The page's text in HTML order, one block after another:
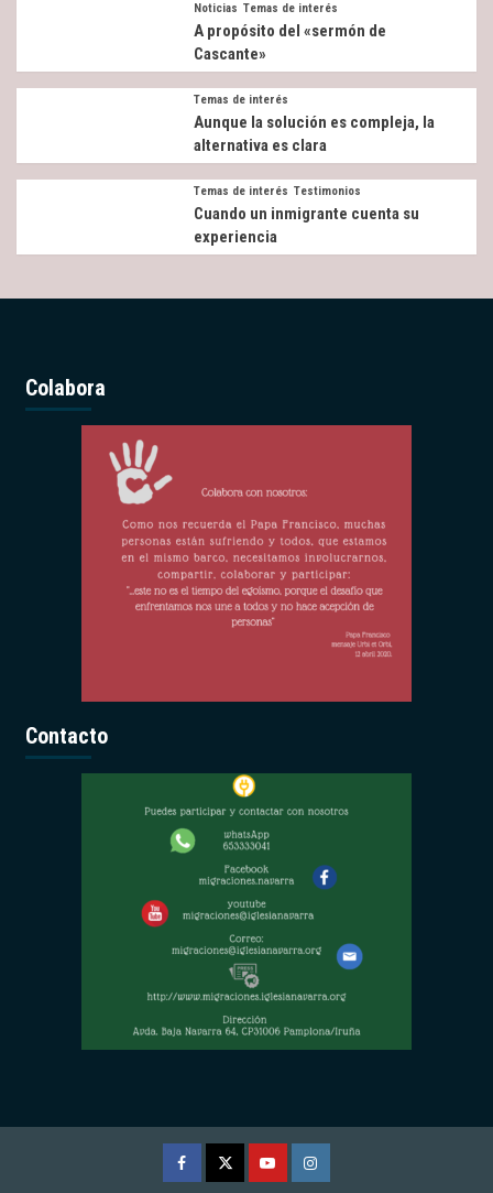
Noticias Temas de interés
A propósito del «sermón de
Cascante»
Temas de interés
Aunque la solución es compleja, la
alternativa es clara
Temas de interés Testimonios
Cuando un inmigrante cuenta su
experiencia
Colabora
Contacto
FacebookTwitterYoutubeInstagram